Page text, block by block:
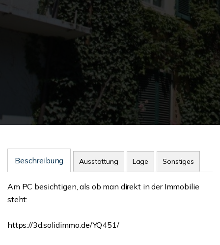
Beschreibung Ausstattung Lage Sonstiges
Am PC besichtigen, als ob man direkt in der Immobilie
steht:
https://3d.solidimmo.de/YQ451/